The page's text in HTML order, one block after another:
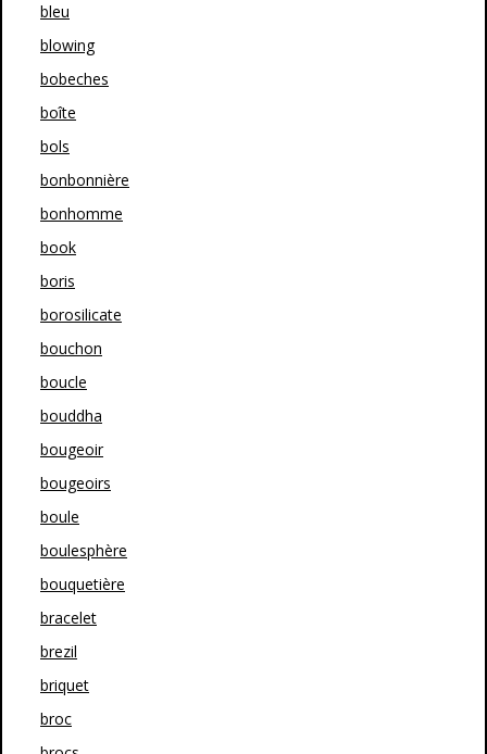
bleu
blowing
bobeches
boîte
bols
bonbonnière
bonhomme
book
boris
borosilicate
bouchon
boucle
bouddha
bougeoir
bougeoirs
boule
boulesphère
bouquetière
bracelet
brezil
briquet
broc